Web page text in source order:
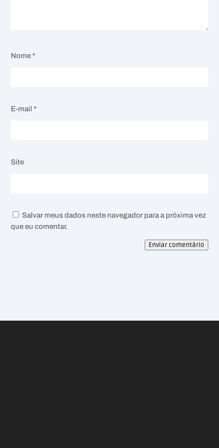
Nome*
E-mail*
Site
Salvar meus dados neste navegador para a próxima vez
que eu comentar.
Enviar comentário